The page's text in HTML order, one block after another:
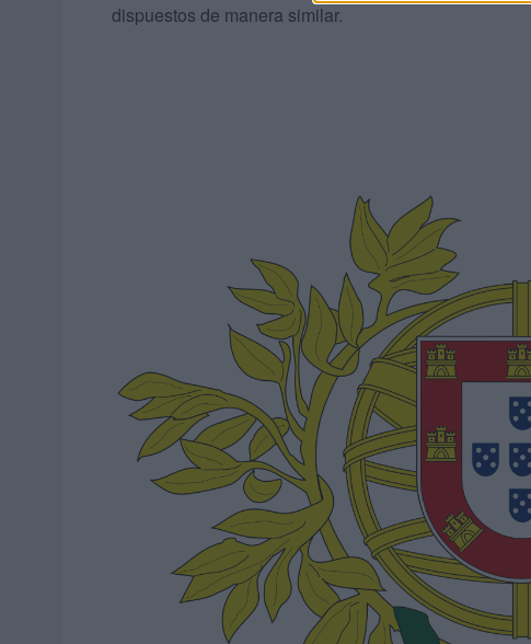
dispuestos de manera similar.